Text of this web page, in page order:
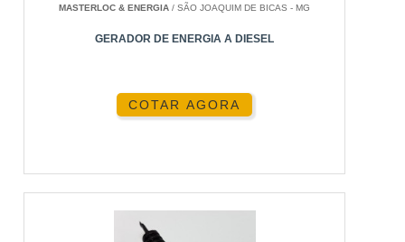
INTRODUÇÃO
esses componentes, ofio para energia solar
precisa saber sobre fios solares, desde tipos até a
instalação e manutenção.
IMPORTÂNCIA DOS FIOS EM
MASTERLOC & ENERGIA / SÃO JOAQUIM DE BICAS - MG
GERADOR DE ENERGIA A DIESEL
COTAR AGORA